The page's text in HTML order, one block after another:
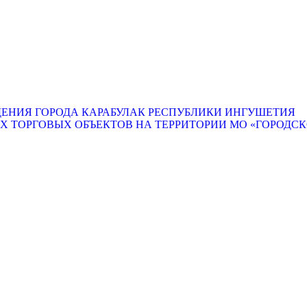
ГОРОДА КАРАБУЛАК РЕСПУБЛИКИ ИНГУШЕТИЯ
ОБЪЕКТОВ НА ТЕРРИТОРИИ МО